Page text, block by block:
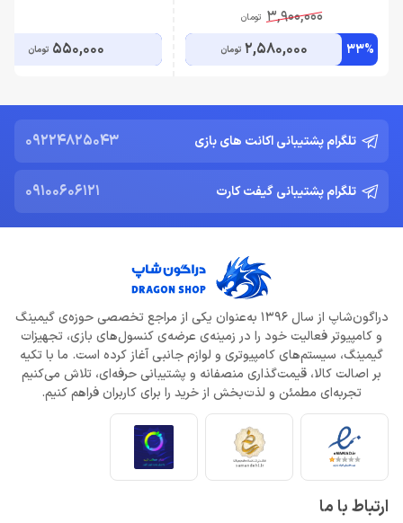
3,900,000 تومان
33%
2,580,000 تومان 550,000 تومان
تلگرام پشتیبانی اکانت های بازی 09224825043
تلگرام پشتیبانی گیفت کارت 09100606121
دراگون‌شاپ از سال 1396 به‌عنوان یکی از مراجع تخصصی حوزه‌ی گیمینگ
و کامپیوتر فعالیت خود را در زمینه‌ی عرضه‌ی کنسول‌های بازی، تجهیزات
گیمینگ، سیستم‌های کامپیوتری و لوازم جانبی آغاز کرده است. ما با تکیه
بر اصالت کالا، قیمت‌گذاری منصفانه و پشتیبانی حرفه‌ای، تلاش می‌کنیم
تجربه‌ای مطمئن و لذت‌بخش از خرید را برای کاربران فراهم کنیم.
ارتباط با ما